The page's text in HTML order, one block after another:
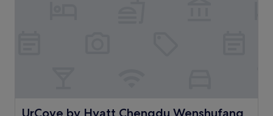
UrCove by Hyatt Chengdu Wenshufang
UrCove by Hyatt Chengdu Wenshufang Chunxi Road